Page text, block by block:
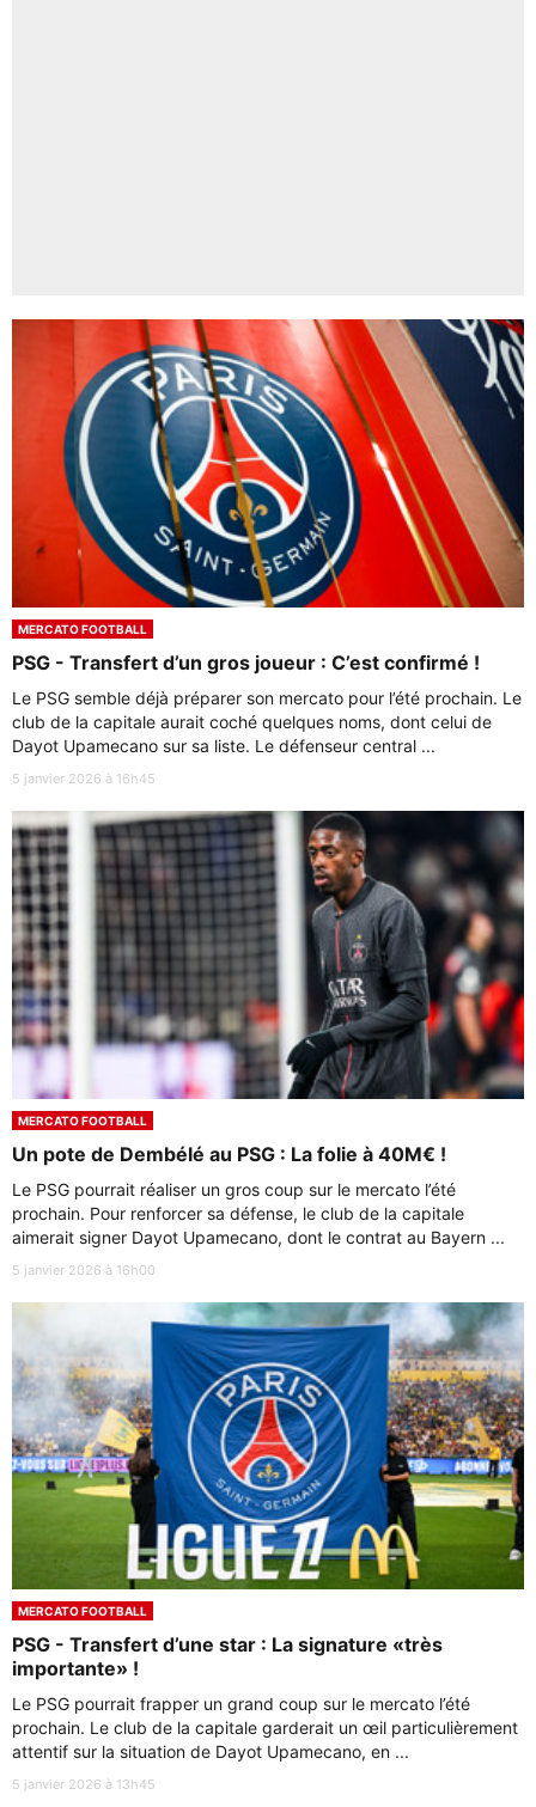
MERCATO FOOTBALL
PSG - Transfert d’un gros joueur : C’est confirmé !
Le PSG semble déjà préparer son mercato pour l’été prochain. Le
club de la capitale aurait coché quelques noms, dont celui de
Dayot Upamecano sur sa liste. Le défenseur central ...
5 janvier 2026 à 16h45
MERCATO FOOTBALL
Un pote de Dembélé au PSG : La folie à 40M€ !
Le PSG pourrait réaliser un gros coup sur le mercato l’été
prochain. Pour renforcer sa défense, le club de la capitale
aimerait signer Dayot Upamecano, dont le contrat au Bayern ...
5 janvier 2026 à 16h00
MERCATO FOOTBALL
PSG - Transfert d’une star : La signature «très
importante» !
Le PSG pourrait frapper un grand coup sur le mercato l’été
prochain. Le club de la capitale garderait un œil particulièrement
attentif sur la situation de Dayot Upamecano, en ...
5 janvier 2026 à 13h45